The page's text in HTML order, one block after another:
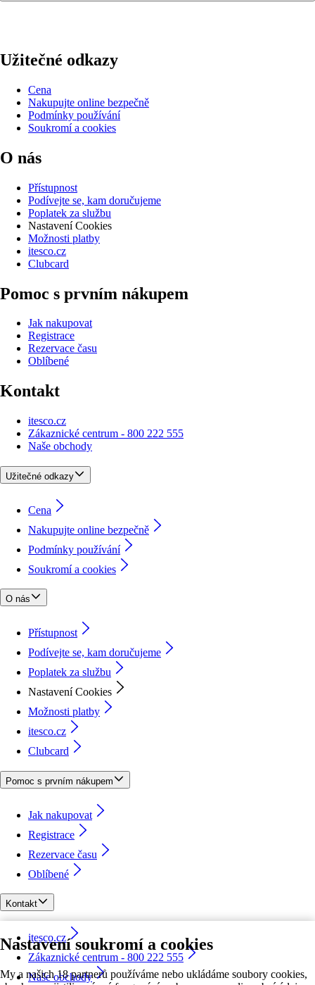
Nastavení soukromí a cookies
My a našich 18 partnerů používáme nebo ukládáme soubory cookies,
Užitečné odkazy
Cena
Nakupujte online bezpečně
Podmínky používání
Soukromí a cookies
O nás
Přístupnost
Podívejte se, kam doručujeme
Poplatek za službu
Nastavení Cookies
Možnosti platby
itesco.cz
Clubcard
Pomoc s prvním nákupem
Jak nakupovat
Registrace
Rezervace času
Oblíbené
Kontakt
itesco.cz
Zákaznické centrum - 800 222 555
Naše obchody
Užitečné odkazy
Cena
Nakupujte online bezpečně
Podmínky používání
Soukromí a cookies
O nás
Přístupnost
Podívejte se, kam doručujeme
Poplatek za službu
Nastavení Cookies
Možnosti platby
itesco.cz
Clubcard
Pomoc s prvním nákupem
Jak nakupovat
Registrace
Rezervace času
Oblíbené
Kontakt
itesco.cz
Zákaznické centrum - 800 222 555
Naše obchody